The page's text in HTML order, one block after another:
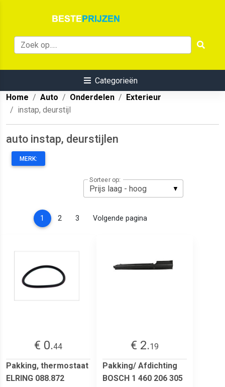
Categorieën
Home
Auto Onderdelen
Exterieur
instap, deurstijl
auto instap, deurstijlen
MERK:
Sorteer op:
1 (current)
2 3 Volgende pagina
€ 0.44
Pakking, thermostaat
ELRING 088.872
€ 2.19
Pakking/ Afdichting
BOSCH 1 460 206 305